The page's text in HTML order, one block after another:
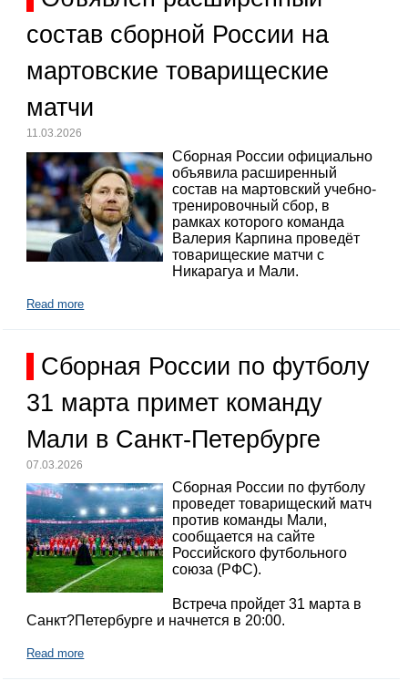
состав сборной России на
мартовские товарищеские
матчи
11.03.2026
Сборная России официально
объявила расширенный
состав на мартовский учебно-
тренировочный сбор, в
рамках которого команда
Валерия Карпина проведёт
товарищеские матчи с
Никарагуа и Мали.
Read more
Сборная России по футболу
31 марта примет команду
Мали в Санкт-Петербурге
07.03.2026
Сборная России по футболу
проведет товарищеский матч
против команды Мали,
сообщается на сайте
Российского футбольного
союза (РФС).
Встреча пройдет 31 марта в
Санкт?Петербурге и начнется в 20:00.
Read more